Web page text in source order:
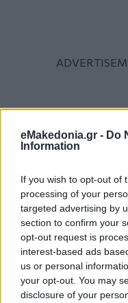
eMakedonia.gr - Do
Information
If you wish to opt-out of
processing of your
targeted advertising by
section to confirm your
opt-out request is
interest-based ads
us or personal
your opt-out. You may
disclosure of your